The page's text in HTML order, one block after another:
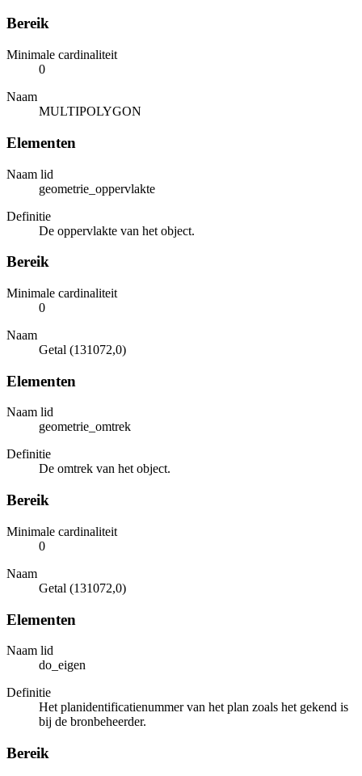
Bereik
Minimale cardinaliteit
0
Naam
MULTIPOLYGON
Elementen
Naam lid
geometrie_oppervlakte
Definitie
De oppervlakte van het object.
Bereik
Minimale cardinaliteit
0
Naam
Getal (131072,0)
Elementen
Naam lid
geometrie_omtrek
Definitie
De omtrek van het object.
Bereik
Minimale cardinaliteit
0
Naam
Getal (131072,0)
Elementen
Naam lid
do_eigen
Definitie
Het planidentificatienummer van het plan zoals het gekend is
bij de bronbeheerder.
Bereik